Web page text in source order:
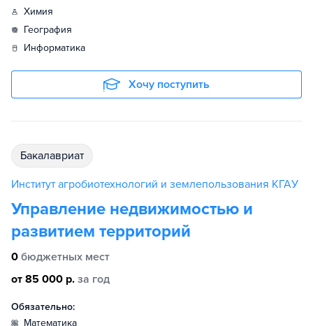
химия
география
информатика
Хочу поступить
бакалавриат
Институт агробиотехнологий и землепользования КГАУ
Управление недвижимостью и
развитием территорий
0 бюджетных мест
от 85 000 р. за год
Обязательно:
математика